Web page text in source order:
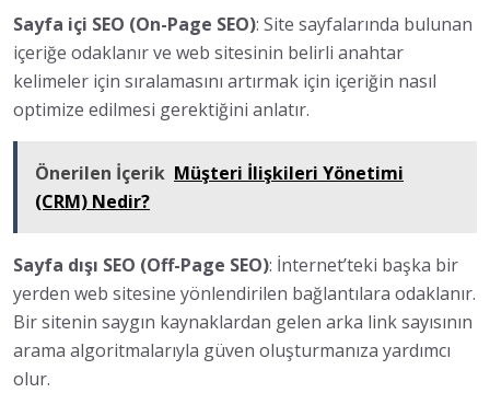
Sayfa içi SEO (On-Page SEO): Site sayfalarında bulunan
içeriğe odaklanır ve web sitesinin belirli anahtar
kelimeler için sıralamasını artırmak için içeriğin nasıl
optimize edilmesi gerektiğini anlatır.
Önerilen İçerik Müşteri İlişkileri Yönetimi
(CRM) Nedir?
Sayfa dışı SEO (Off-Page SEO): İnternet’teki başka bir
yerden web sitesine yönlendirilen bağlantılara odaklanır.
Bir sitenin saygın kaynaklardan gelen arka link sayısının
arama algoritmalarıyla güven oluşturmanıza yardımcı
olur.